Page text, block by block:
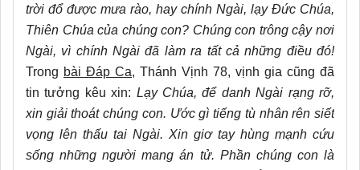
trời đổ được mưa rào, hay chính Ngài, lạy Đức Chúa,
Thiên Chúa của chúng con? Chúng con trông cậy nơi
Ngài, vì chính Ngài đã làm ra tất cả những điều đó!
Trong bài Đáp Ca, Thánh Vịnh 78, vịnh gia cũng đã
tin tưởng kêu xin: Lạy Chúa, để danh Ngài rạng rỡ,
xin giải thoát chúng con. Ước gì tiếng tù nhân rên siết
vọng lên thấu tai Ngài. Xin giơ tay hùng mạnh cứu
sống những người mang án tử. Phần chúng con là